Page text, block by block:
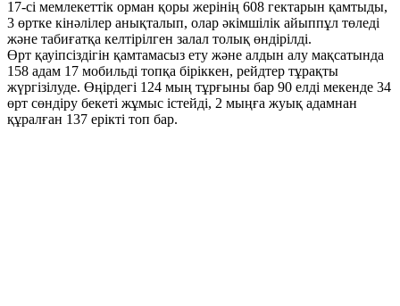
17-сі мемлекеттік орман қоры жерінің 608 гектарын қамтыды,
3 өртке кінәлілер анықталып, олар әкімшілік айыппұл төледі
және табиғатқа келтірілген залал толық өндірілді.
​Өрт қауіпсіздігін қамтамасыз ету және алдын алу мақсатында
158 адам 17 мобильді топқа біріккен, рейдтер тұрақты
жүргізілуде. Өңірдегі 124 мың тұрғыны бар 90 елді мекенде 34
өрт сөндіру бекеті жұмыс істейді, 2 мыңға жуық адамнан
құралған 137 ерікті топ бар.